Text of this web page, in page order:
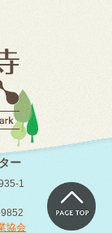
ー
1
協会